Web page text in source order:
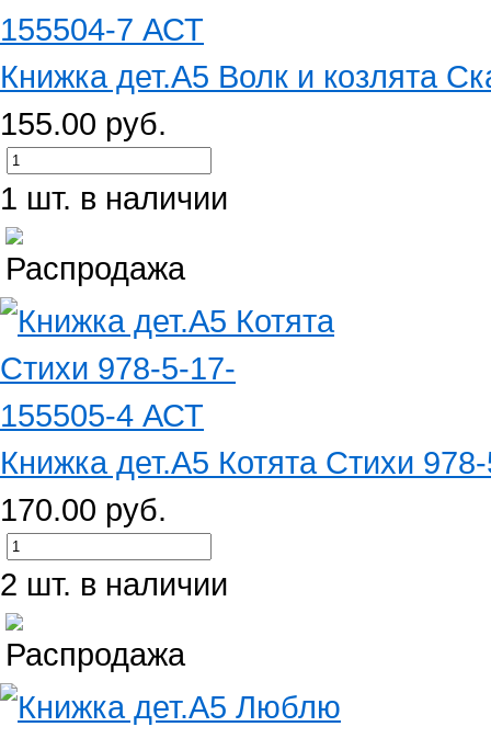
Книжка дет.А5 Волк и козлята
155.00 руб.
1 шт. в наличии
Книжка дет.А5 Котята Стихи
170.00 руб.
2 шт. в наличии